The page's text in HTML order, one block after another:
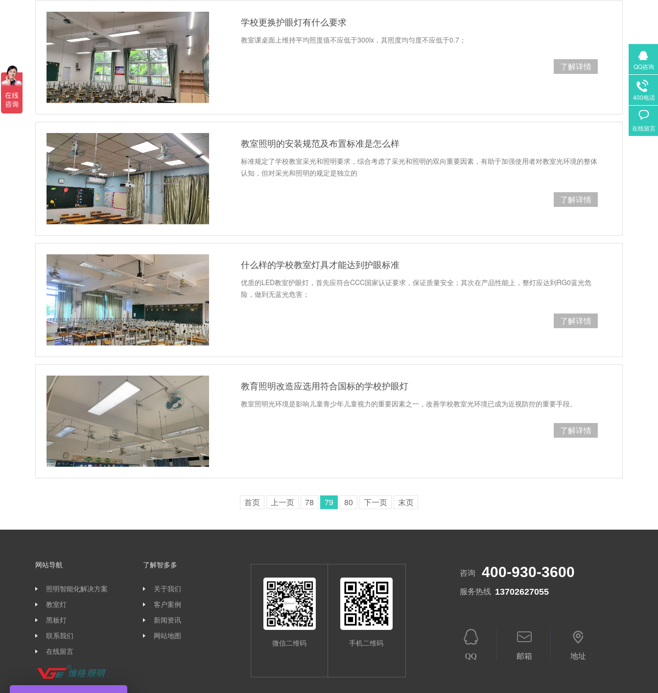
学校更换护眼灯有什么要求
教室课桌面上维持平均照度值不应低于300lx，其照度均匀度不应低于0.7；
了解详情
教室照明的安装规范及布置标准是怎么样
标准规定了学校教室采光和照明要求，综合考虑了采光和照明的双向重要因素，有助于加强使用者对教室光环境的整体
认知，但对采光和照明的规定是独立的
了解详情
什么样的学校教室灯具才能达到护眼标准
优质的LED教室护眼灯，首先应符合CCC国家认证要求，保证质量安全；其次在产品性能上，整灯应达到RG0蓝光危
险，做到无蓝光危害；
了解详情
教育照明改造应选用符合国标的学校护眼灯
教室照明光环境是影响儿童青少年儿童视力的重要因素之一，改善学校教室光环境已成为近视防控的重要手段。
了解详情
首页 上一页 78 79 80 下一页 末页
咨询 400-930-3600
服务热线 13702627055
QQ 邮箱 地址
网站导航
照明智能化解决方案
教室灯
黑板灯
联系我们
在线留言
了解智多多
关于我们
客户案例
新闻资讯
网站地图
微信二维码
手机二维码
QQ咨询
400电话
在线留言